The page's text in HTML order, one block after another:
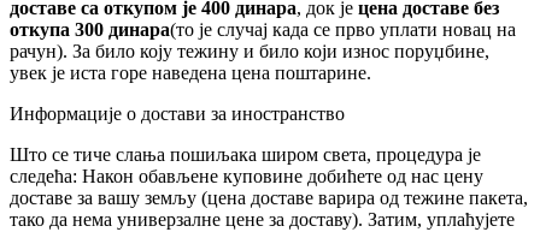
доставе са откупом је 400 динара, док је цена доставе без
откупа 300 динара(то је случај када се прво уплати новац на
рачун). За било коју тежину и било који износ поруџбине,
увек је иста горе наведена цена поштарине.
Информације о достави за иностранство
Што се тиче слања пошиљака широм света, процедура је
следећа: Након обављене куповине добићете од нас цену
доставе за вашу земљу (цена доставе варира од тежине пакета,
тако да нема универзалне цене за доставу). Затим, уплаћујете